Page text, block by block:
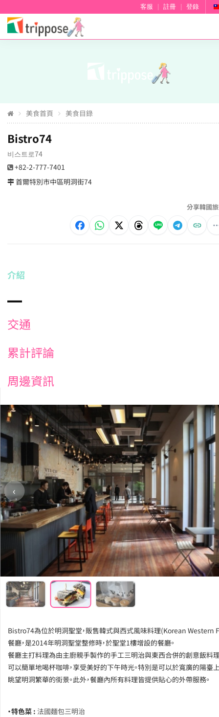
客服 註冊 登錄
美食首頁 美食目錄
Bistro74
비스트로74
+82-2-777-7401
首爾特別市中區明洞街74
分享韓國
介紹
交通
累計評論
周邊資訊
‹
Bistro74為位於明洞聖堂，販售韓式與西式風味料理(Korean Western
餐廳，是2014年明洞聖堂整修時，於聖堂1樓增設的餐廳。
餐廳主打料理為由主廚親手製作的手工三明治與東西合併的創意飯料
可以簡單地喝杯咖啡，享受美好的下午時光。特別是可以於寬廣的陽臺
眺望明洞繁華的街景。此外，餐廳內所有料理皆提供貼心的外帶服務。
・特色菜 : 法國麵包三明治